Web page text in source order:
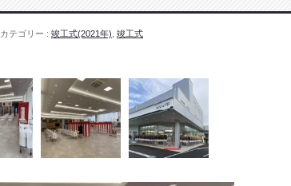
カテゴリー : 竣工式(2021年) 竣工式